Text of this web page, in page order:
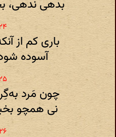
بدهی ندهی،
باری کم از
آسوده
چون مَرد
نی همچو